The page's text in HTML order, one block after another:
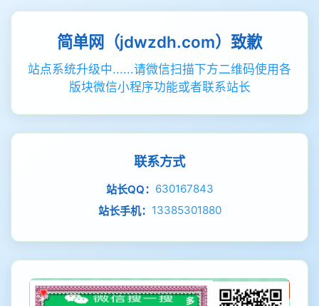
简单网（jdwzdh.com）致歉
站点系统升级中......请微信扫描下方二维码使用各
版块微信小程序功能或者联系站长
联系方式
站长QQ： 630167843
站长手机： 13385301880